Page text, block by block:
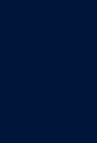
Twitter)
on Instagram